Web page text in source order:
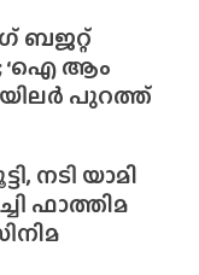
ബജറ്റ്
‘ഐ ആം
പുറത്ത്
നടി യാമി
ഫാത്തിമ